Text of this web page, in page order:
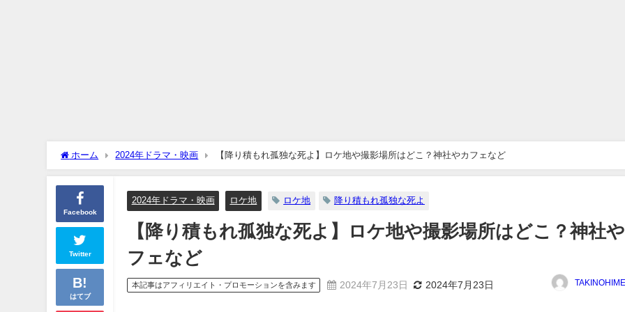
ホーム 2024年ドラマ・映画 【降り積もれ孤独な死よ】ロケ地や撮影場所はどこ？神社やカフェなど
Facebook
Twitter
はてブ
2024年ドラマ・映画 ロケ地 ロケ地 降り積もれ孤独な死よ
【降り積もれ孤独な死よ】ロケ地や撮影場所はどこ？神社
フェなど
本記事はアフィリエイト・プロモーションを含みます 2024年7月23日 2024年7月23日